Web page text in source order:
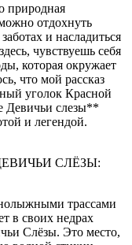
природная
отдохнуть
и насладиться
чувствуешь себя
которая окружает
что мой рассказ
уголок Красной
Девичьи слезы**
и легендой.
СЛЁЗЫ:
трассами
в своих недрах
Слёзы. Это место,